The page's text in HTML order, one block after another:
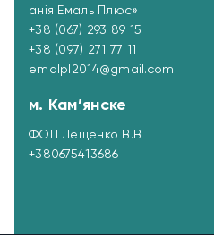
анія Емаль Плюс»
+38 (067) 293 89 15
+38 (097) 271 77 11
emalpl2014@gmail.com
м. Кам’янске
ФОП Лещенко В.В
+380675413686